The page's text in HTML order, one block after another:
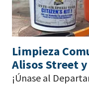
Limpieza
Alisos Street
¡Únase al